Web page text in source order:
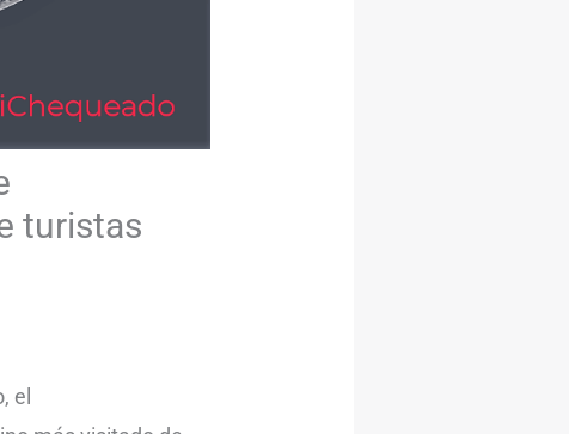
turistas
el